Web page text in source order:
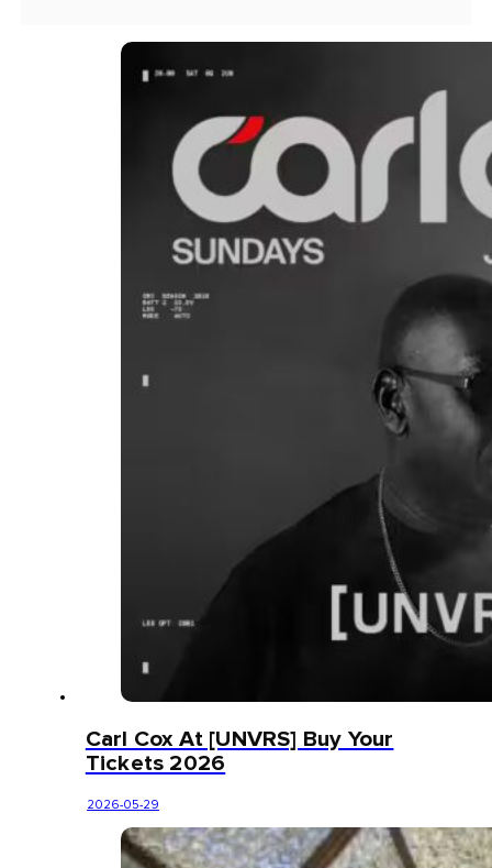
Carl Cox At [UNVRS] Buy Your
Tickets 2026
2026-05-29